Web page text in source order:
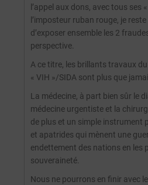
l’appel aux dons, avec tous ses
l’imposteur ruban rouge, je
d’exposer ensemble les 2
perspective.
A ce titre, les brillants travaux
« VIH »/SIDA sont plus que
La médecine, à part bien sûr le
médecine urgentiste et la
de plus et un simple instrument
et apatrides qui mènent une
endettement des nations en les
souveraineté.
Nous ne pourrons en finir avec